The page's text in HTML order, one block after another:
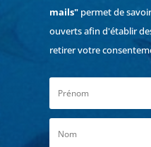
mails"permet de
ouverts afin d'établir
retirer votre